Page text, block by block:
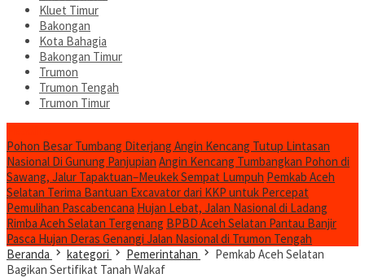
Kluet Timur
Bakongan
Kota Bahagia
Bakongan Timur
Trumon
Trumon Tengah
Trumon Timur
Pohon Besar Tumbang Diterjang Angin Kencang Tutup Lintasan
Nasional Di Gunung Panjupian Angin Kencang Tumbangkan Pohon di
Sawang, Jalur Tapaktuan–Meukek Sempat Lumpuh Pemkab Aceh
Selatan Terima Bantuan Excavator dari KKP untuk Percepat
Pemulihan Pascabencana Hujan Lebat, Jalan Nasional di Ladang
Rimba Aceh Selatan Tergenang BPBD Aceh Selatan Pantau Banjir
Pasca Hujan Deras Genangi Jalan Nasional di Trumon Tengah
Beranda
kategori Pemerintahan
Pemkab Aceh Selatan
Bagikan Sertifikat Tanah Wakaf